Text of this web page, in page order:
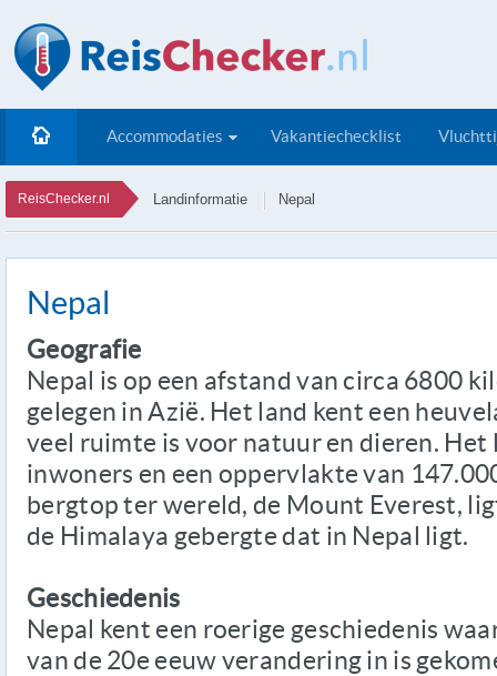
Accommodaties Vakantiechecklist
ReisChecker.nl Landinformatie Nepal
Nepal
Geografie
Nepal is op een afstand van circa 6800
gelegen in Azië. Het land kent een
veel ruimte is voor natuur en dieren.
inwoners en een oppervlakte van
bergtop ter wereld, de Mount Everest,
de Himalaya gebergte dat in Nepal ligt.
Geschiedenis
Nepal kent een roerige geschiedenis
van de 20e eeuw verandering in is